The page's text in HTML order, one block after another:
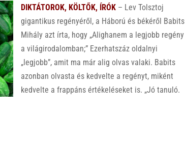
DIKTÁTOROK, KÖLTŐK, ÍRÓK – Lev Tolsztoj
gigantikus regényéről, a Háború és békéről Babits
Mihály azt írta, hogy „Alighanem a legjobb regény
a világirodalomban;” Ezerhatszáz oldalnyi
„legjobb”, amit ma már alig olvas valaki. Babits
azonban olvasta és kedvelte a regényt, miként
kedvelte a frappáns értékeléseket is. „Jó tanuló.